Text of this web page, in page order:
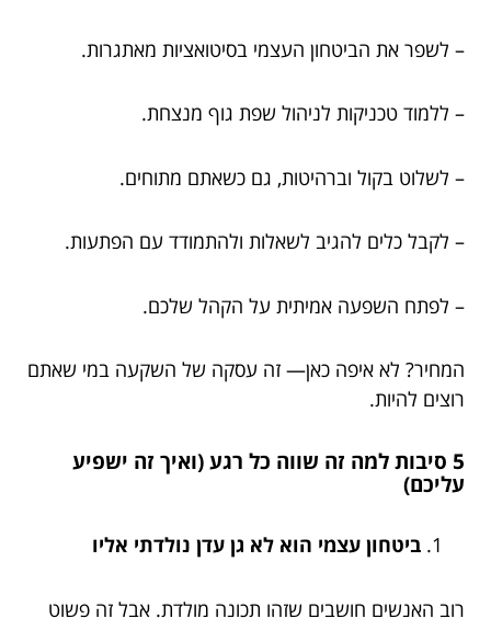
– לשפר את הביטחון העצמי בסיטואציות מאתגרות.
– ללמוד טכניקות לניהול שפת גוף מנצחת.
– לשלוט בקול וברהיטות, גם כשאתם מתוחים.
– לקבל כלים להגיב לשאלות ולהתמודד עם הפתעות.
– לפתח השפעה אמיתית על הקהל שלכם.
המחיר? לא איפה כאן— זה עסקה של השקעה במי שאתם
רוצים להיות.
5 סיבות למה זה שווה כל רגע (ואיך זה ישפיע
עליכם)
ביטחון עצמי הוא לא גן עדן נולדתי אליו
רוב האנשים חושבים שזהו תכונה מולדת. אבל זה פשוט